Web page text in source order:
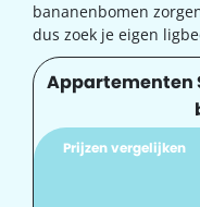
bananenbomen
dus zoek je eigen
Appartementen
Prijzen vergelijken